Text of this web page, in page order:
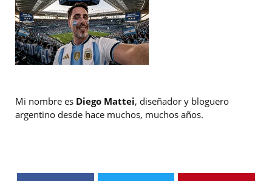
Mi nombre es Diego Mattei, diseñador y bloguero
argentino desde hace muchos, muchos años.